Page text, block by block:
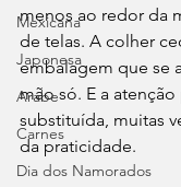
Mexicana
Japonesa
Arabe
Carnes
Dia dos Namorados
menos ao redor da
de telas. A colher
embalagem que se
mão só. E a
substituída, muitas
da praticidade.